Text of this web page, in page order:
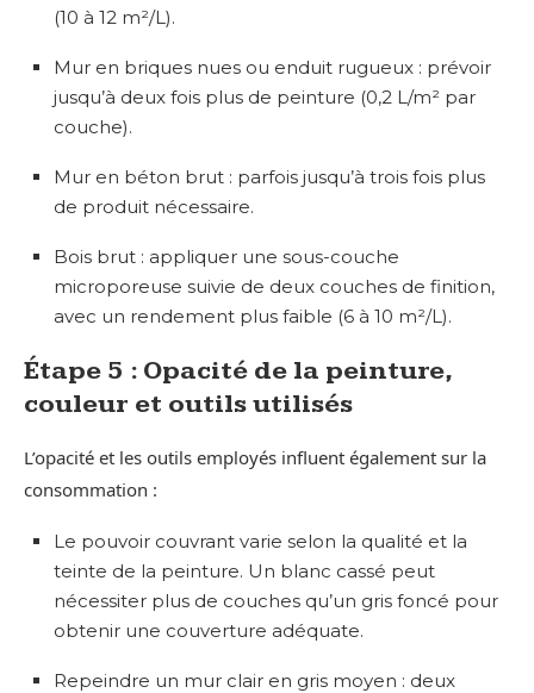
(10 à 12 m²/L).
Mur en briques nues ou enduit rugueux : prévoir
jusqu’à deux fois plus de peinture (0,2 L/m² par
couche).
Mur en béton brut : parfois jusqu’à trois fois plus
de produit nécessaire.
Bois brut : appliquer une sous-couche
microporeuse suivie de deux couches de finition,
avec un rendement plus faible (6 à 10 m²/L).
Étape 5 : Opacité de la peinture,
couleur et outils utilisés
L’opacité et les outils employés influent également sur la
consommation :
Le pouvoir couvrant varie selon la qualité et la
teinte de la peinture. Un blanc cassé peut
nécessiter plus de couches qu’un gris foncé pour
obtenir une couverture adéquate.
Repeindre un mur clair en gris moyen : deux